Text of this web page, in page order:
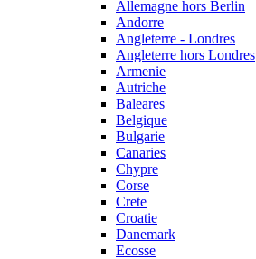
Allemagne hors Berlin
Andorre
Angleterre - Londres
Angleterre hors Londres
Armenie
Autriche
Baleares
Belgique
Bulgarie
Canaries
Chypre
Corse
Crete
Croatie
Danemark
Ecosse